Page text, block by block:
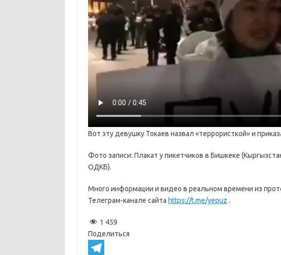
Вот эту девушку Токаев назвал «террористкой» и
Фото записи: Плакат у пикетчиков в Бишкеке
ОДКБ).
Много информации и видео в реальном времени из
Телеграм-канале сайта https://t.me/yepuz .
1 459
Поделиться